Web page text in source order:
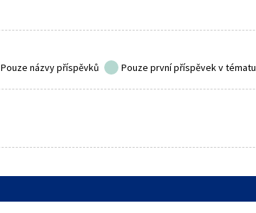
Pouze názvy příspěvků Pouze první příspěvek v tématu